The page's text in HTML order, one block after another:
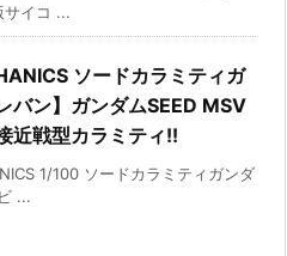
サイコ ...
ソードカラミティガ
バン】ガンダムSEED MSV
近戦型カラミティ!!
1/100 ソードカラミティガンダ
...